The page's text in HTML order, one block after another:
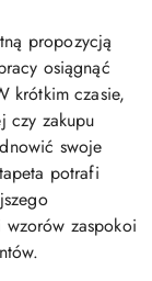
propozycją
osiągnąć
krótkim czasie,
czy zakupu
swoje
potrafi
wzorów zaspokoi